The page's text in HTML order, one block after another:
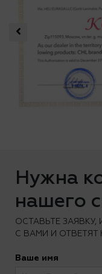
Нужна
нашего
ОCТАВЬТЕ
С ВАМИ И ОТВЕТЯТ
Ваше имя